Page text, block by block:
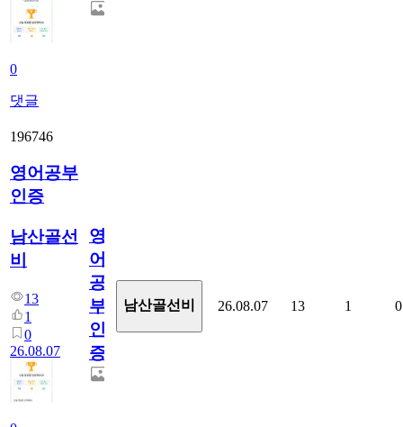
0
댓글
196746
영어공부
인증
남산골선
비
13
1
0
26.08.07
영
어
공
부
인
증
남산골선비 26.08.07 13 1 0